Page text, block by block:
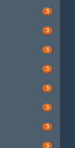
5
5
5
5
5
5
5
5